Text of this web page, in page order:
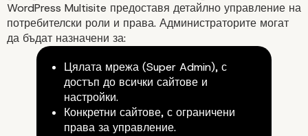
WordPress Multisite предоставя детайлно управление на
потребителски роли и права. Администраторите могат
да бъдат назначени за:
Цялата мрежа (Super Admin), с
достъп до всички сайтове и
настройки.
Конкретни сайтове, с ограничени
права за управление.